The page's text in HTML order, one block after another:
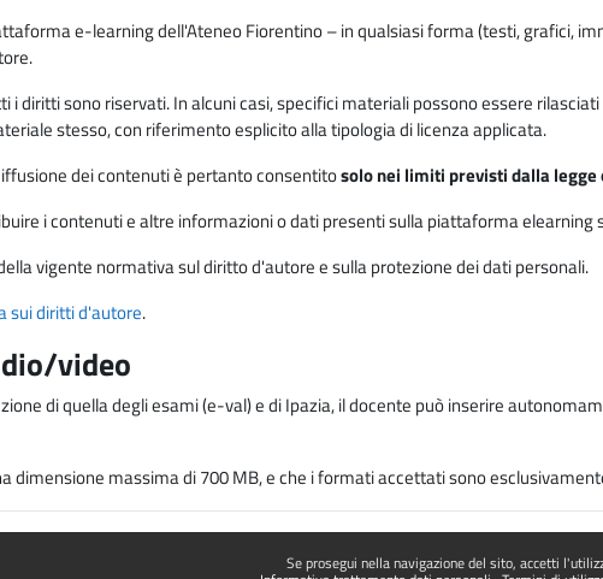
Se prosegui nella navigazione del sito, accetti
e-learning dell'Ateneo Fiorentino – in qualsiasi forma (testi, grafici,
i diritti sono riservati. In alcuni casi, specifici materiali possono essere
stesso, con riferimento esplicito alla tipologia di licenza applicata.
dei contenuti è pertanto consentitosolo nei limiti previsti dalla
i contenuti e altre informazioni o dati presenti sulla piattaforma
vigente normativa sul diritto d'autore e sulla protezione dei dati personali.
sui diritti d'autore.
video
di quella degli esami (e-val) e di Ipazia, il docente può inserire
dimensione massima di 700 MB, e che i formati accettati sono